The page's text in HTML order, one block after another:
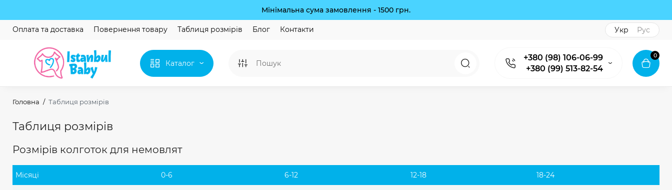
Мінімальна сума замовлення - 1500 грн.
Оплата та доставка Повернення товару Таблиця розмірів Блог Контакти Укр Рус
Каталог
+380 (98) 106-06-99
+380 (99) 513-82-54
0
Головна Таблиця розмірів
Таблиця розмірів
Розмірів колготок для немовлят
Місяці 0-6 6-12 12-18 18-24